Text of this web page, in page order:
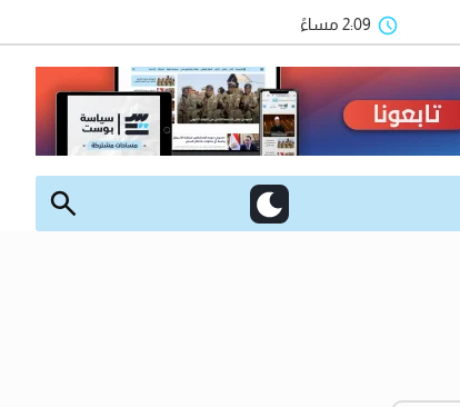
2:09 مساءً